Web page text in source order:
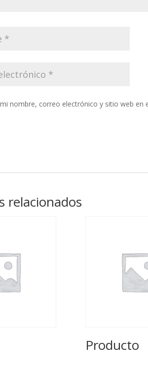
nombre, correo electrónico y sitio web en
relacionados
Producto